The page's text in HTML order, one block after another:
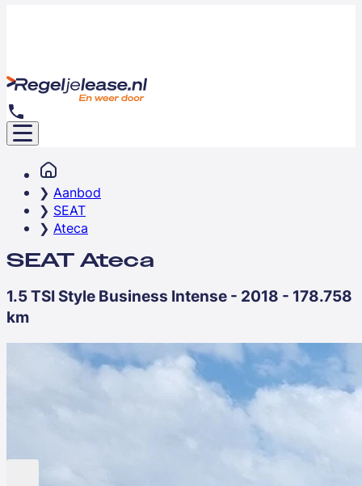
Aanbod
SEAT
Ateca
SEAT Ateca
1.5 TSI Style Business Intense - 2018 - 178.758
km